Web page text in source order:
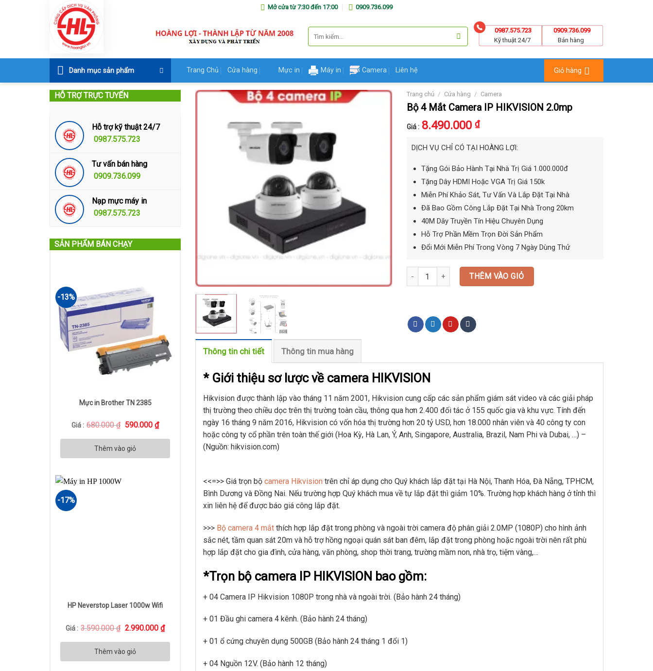
Mở cửa từ 7:30 đến 17:00 0909.736.099
Tìm
kiếm:
0987.575.723
Kỹ thuật 24/7
0909.736.099
Bán hàng
Danh mục sản phẩm Trang Chủ Cửa hàng Mực in Máy in Camera Liên hệ Giỏ hàng
HỖ TRỢ TRỰC TUYẾN
Hỗ trợ kỹ thuật 24/7
0987.575.723
Tư vấn bán hàng
0909.736.099
Nạp mực máy in
0987.575.723
SẢN PHẨM BÁN CHẠY
-13%
Mực in Brother TN 2385
Giá : 680.000₫ Giá
là:
680.000 ₫.
590.000 ₫Giá
hiện
tại
590.000 ₫.
Thêm vào giỏ
-17%
HP Neverstop Laser 1000w Wifi
Giá : 3.590.000₫ Giá
là:
3.590.000 ₫.
2.990.000 ₫Giá
hiện
tại
2.990.000 ₫.
Thêm vào giỏ
Trang chủ / Cửa hàng / Camera
Bộ 4 Mắt Camera IP HIKVISION 2.0mp
Giá : 8.490.000 ₫
DỊCH VỤ CHỈ CÓ TẠI HOÀNG LỢI:
Tặng Gói Bảo Hành Tại Nhà Trị Giá 1.000.000đ
Tặng Dây HDMI Hoặc VGA Trị Giá 150k
Miễn Phí Khảo Sát, Tư Vấn Và Lắp Đặt Tại Nhà
Đã Bao Gồm Công Lắp Đặt Tại Nhà Trong 20km
40M Dây Truyền Tín Hiệu Chuyên Dụng
Hỗ Trợ Phần Mềm Trọn Đời Sản Phẩm
Đổi Mới Miễn Phí Trong Vòng 7 Ngày Dùng Thử
Bộ 4 Mắt Camera IP HIKVISION 2.0mp số lượng
THÊM VÀO GIỎ
Thông tin chi tiết Thông tin mua hàng
* Giới thiệu sơ lược về camera HIKVISION
Hikvision được thành lập vào tháng 11 năm 2001, Hikvision cung cấp các sản phẩm giám sát video và các giải pháp
thị trường theo chiều dọc trên thị trường toàn cầu, thông qua hơn 2.400 đối tác ở 155 quốc gia và khu vực. Tính đến
ngày 16 tháng 9 năm 2016, Hikvision có vốn hóa thị trường hơn 20 tỷ USD, hơn 18.000 nhân viên và 40 công ty con
hoặc công ty cổ phần trên toàn thế giới (Hoa Kỳ, Hà Lan, Ý, Anh, Singapore, Australia, Brazil, Nam Phi và Dubai, …) –
(Nguồn: hikvision.com)
<<=>> Giá trọn bộ camera Hikvision trên chỉ áp dụng cho Quý khách lắp đặt tại Hà Nội, Thanh Hóa, Đà Nẵng, TPHCM,
Bình Dương và Đồng Nai. Nếu trường hợp Quý khách mua về tự lắp đặt thì giảm 10%. Trường hợp khách hàng ở tỉnh thì
xin liên hệ để được báo giá công lắp đặt.
>>> Bộ camera 4 mắt thích hợp lắp đặt trong phòng và ngoài trời camera độ phân giải 2.0MP (1080P) cho hình ảnh
sắc nét, tầm quan sát 20m và hỗ trợ hồng ngoại quán sát ban đêm, lắp đặt trong phòng hoặc ngoài trời nên rất phù
hợp lắp đặt cho gia đình, cửa hàng, văn phòng, shop thời trang, trường mầm non, nhà trọ, tiệm vàng,…
*Trọn bộ camera IP HIKVISION bao gồm:
+ 04 Camera IP Hikvision 1080P trong nhà và ngoài trời. (Bảo hành 24 tháng)
+ 01 Đầu ghi camera 4 kênh. (Bảo hành 24 tháng)
+ 01 ổ cứng chuyên dụng 500GB (Bảo hành 24 tháng 1 đổi 1)
+ 04 Nguồn 12V. (Bảo hành 12 tháng)